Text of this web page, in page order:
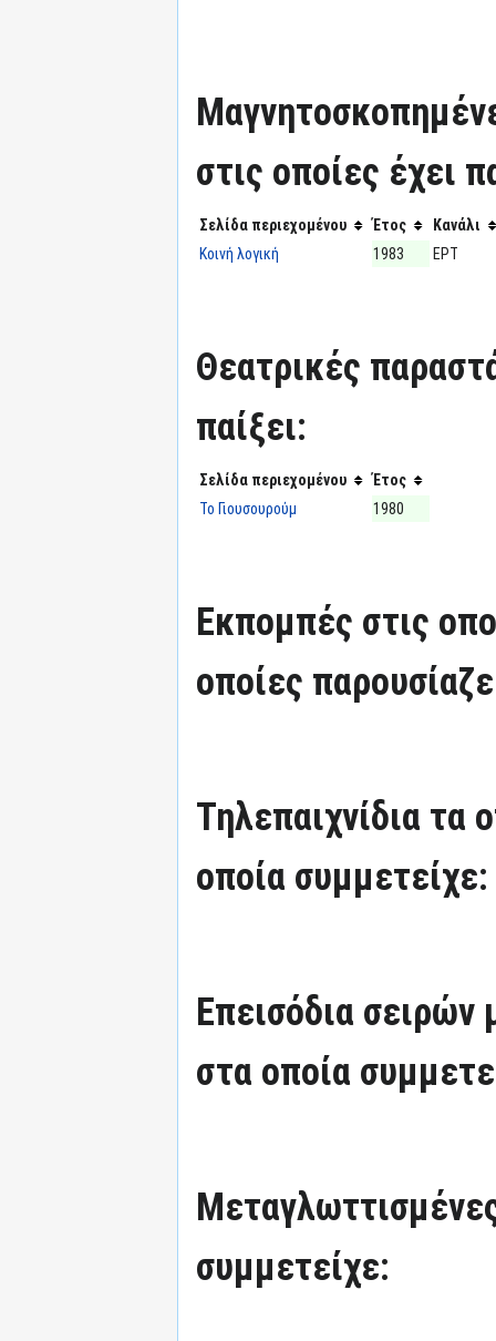
στις οποίες έχει
Σελίδα περιεχομένου Έτος
Κανάλι
Κοινή λογική
1983 ΕΡΤ
Θεατρικές
παίξει:
Σελίδα περιεχομένου
Έτος
Το Γιουσουρούμ
1980
Εκπομπές στις
οποίες
Τηλεπαιχνίδια τα
οποία συμμετείχε:
Επεισόδια
στα οποία
συμμετείχε: